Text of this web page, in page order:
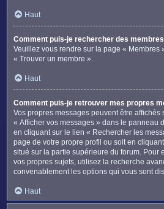
Haut
Comment puis-je rechercher des
Veuillez vous rendre sur la page « Membres
« Trouver un membre ».
Haut
Comment puis-je retrouver mes propres
Vos propres messages peuvent être affichés
« Afficher vos messages » dans le panneau
en cliquant sur le lien « Rechercher les
page de votre propre profil ou soit en
situé sur la partie supérieure du forum. Pour
vos propres sujets, utilisez la recherche
convenablement les options qui vous sont
Haut